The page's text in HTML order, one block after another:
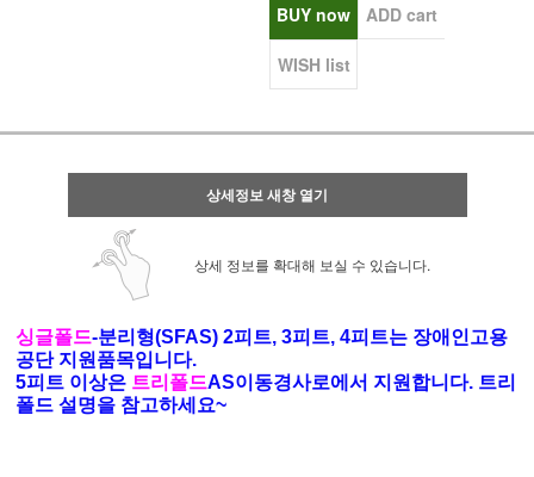
BUY now ADD cart
WISH list
상세정보 새창 열기
상세 정보를 확대해 보실 수 있습니다.
싱글폴드-분리형(SFAS) 2피트, 3피트, 4피트는 장애인고용
공단 지원품목입니다.
5피트 이상은 트리폴드AS이동경사로에서 지원합니다. 트리
폴드 설명을 참고하세요~